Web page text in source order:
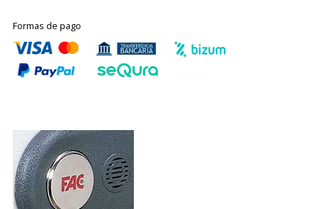
Formas de pago